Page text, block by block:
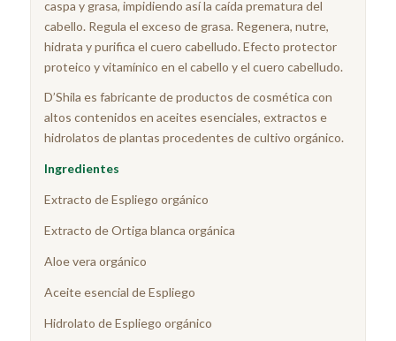
caspa y grasa, impidiendo así la caída prematura del
cabello. Regula el exceso de grasa. Regenera, nutre,
hidrata y purifica el cuero cabelludo. Efecto protector
proteico y vitamínico en el cabello y el cuero cabelludo.
D’Shila es fabricante de productos de cosmética con
altos contenidos en aceites esenciales, extractos e
hidrolatos de plantas procedentes de cultivo orgánico.
Ingredientes
Extracto de Espliego orgánico
Extracto de Ortiga blanca orgánica
Aloe vera orgánico
Aceite esencial de Espliego
Hidrolato de Espliego orgánico